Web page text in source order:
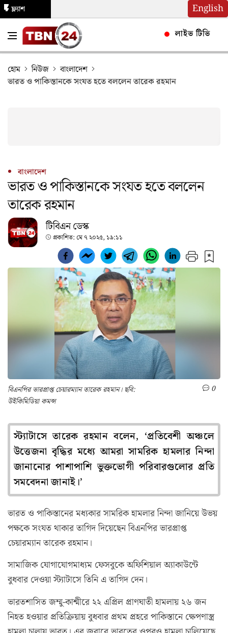
English
ফ্ল্যাশ
লাইভ টিভি
হোম নিউজ
বাংলাদেশ
ভারত ও পাকিস্তানকে সংযত হতে বললেন তারেক রহমান
বাংলাদেশ
ভারত ও পাকিস্তানকে সংযত হতে বললেন
তারেক রহমান
টিবিএন ডেস্ক
প্রকাশিত: মে ৭ ২০২৫, ১৯:১১
বিএনপির ভারপ্রাপ্ত চেয়ারম্যান তারেক রহমান। ছবি:
উইকিমিডিয়া কমন্স
0
স্ট্যাটাসে তারেক রহমান বলেন, ‘প্রতিবেশী অঞ্চলে
উত্তেজনা বৃদ্ধির মধ্যে আমরা সামরিক হামলার নিন্দা
জানানোর পাশাপাশি ভুক্তভোগী পরিবারগুলোর প্রতি
সমবেদনা জানাই।’
ভারত ও পাকিস্তানের মধ্যকার সামরিক হামলার নিন্দা জানিয়ে উভয়
পক্ষকে সংযত থাকার তাগিদ দিয়েছেন বিএনপির ভারপ্রাপ্ত
চেয়ারম্যান তারেক রহমান।
সামাজিক যোগাযোগমাধ্যম ফেসবুকে অফিশিয়াল অ্যাকাউন্টে
বুধবার দেওয়া স্ট্যাটাসে তিনি এ তাগিদ দেন।
ভারতশাসিত জম্মু-কাশ্মীরে ২২ এপ্রিল প্রাণঘাতী হামলায় ২৬ জন
নিহত হওয়ার প্রতিক্রিয়ায় বুধবার প্রথম প্রহরে পাকিস্তানে ক্ষেপণাস্ত্র